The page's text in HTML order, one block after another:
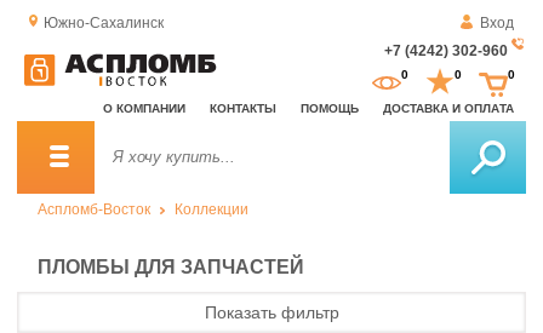
Южно-Сахалинск
Вход
+7 (4242) 302-960
О КОМПАНИИ КОНТАКТЫ ПОМОЩЬ ДОСТАВКА И ОПЛАТА
0 0 0
Аспломб-Восток Коллекции
ПЛОМБЫ ДЛЯ ЗАПЧАСТЕЙ
Показать фильтр